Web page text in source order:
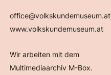
office@volkskundemuseum.at
www.volkskundemuseum.at
Wir arbeiten mit dem
Multimediaarchiv M-Box.